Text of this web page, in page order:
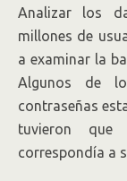
Analizar los
millones de
a examinar la
Algunos de
contraseñas
tuvieron que
correspondía a